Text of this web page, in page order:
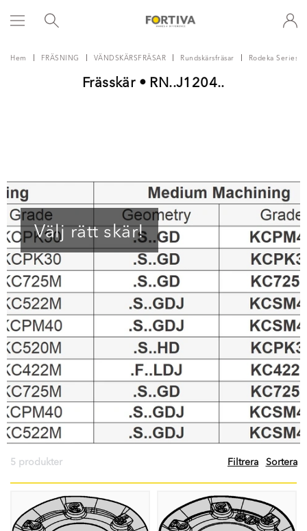
Hem FRÄSNING VÄNDSKÄRSFRÄSAR Rundskärsfräsar Rodeka Series
Frässkär • RN..J1204..
Välj rätt skär!
5 produkter Filtrera Sortera